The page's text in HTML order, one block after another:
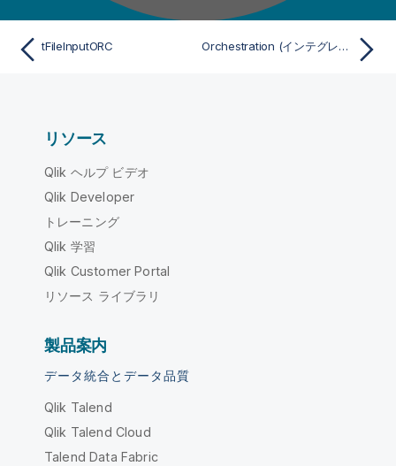
tFileInputORC Orchestration (インテグレーション)
リソース
Qlik ヘルプ ビデオ
Qlik Developer
トレーニング
Qlik 学習
Qlik Customer Portal
リソース ライブラリ
製品案内
データ統合とデータ品質
Qlik Talend
Qlik Talend Cloud
Talend Data Fabric